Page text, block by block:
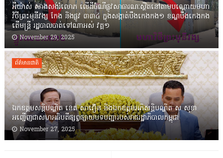
អីយ៉ាស់ សាងសង់រំលោភ លើដីចំណីផ្លូវសាធារណៈស្ថិតនៅតាមបណ្ដោយមហា
វិថីព្រះមុនីវង្ស កែង និងផ្លូវ ៣៣៤ ក្នុងសង្កាត់បឹងកេងកង១ ខណ្ឌបឹងកេងកង
តើមន្ត្រី រដ្ឋបាលបាត់ទៅណាអស់ វគ្គ១
November 29, 2025
ព័ត៌មានជាតិ
ឯកឧត្តមសន្តិបណ្ឌិត នេត សាវឿន និងឯកឧត្តមអភិសន្តិបណ្ឌិត ស សុខា
អញ្ជើញជាសហអធិបតីផ្សព្វផ្សាយបទបញ្ជារបស់រាជរដ្ឋាភិបាលកម្ពុជា
November 27, 2025